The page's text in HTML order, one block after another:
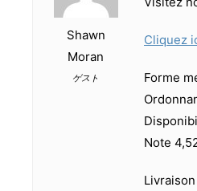
Shawn
Moran
ゲスト
Cliquez
Forme
Note